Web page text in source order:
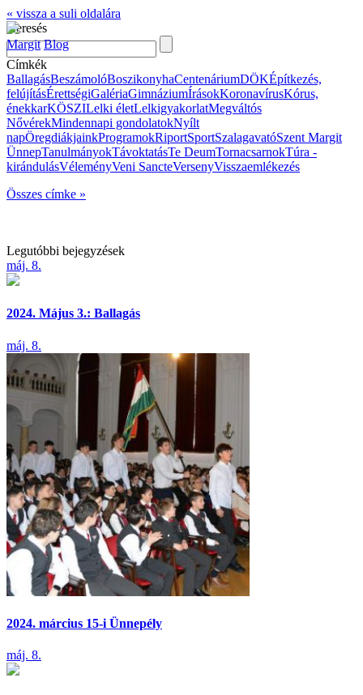
« vissza a suli oldalára
Margit Blog
Keresés
Címkék
BallagásBeszámolóBoszikonyhaCentenáriumDÖKÉpítkezés,
felújításÉrettségiGalériaGimnáziumÍrásokKoronavírusKórus,
énekkarKÖSZILelki életLelkigyakorlatMegváltós
NővérekMindennapi gondolatokNyílt
napÖregdiákjainkProgramokRiportSportSzalagavatóSzent Margit
ÜnnepTanulmányokTávoktatásTe DeumTornacsarnokTúra -
kirándulásVéleményVeni SancteVersenyVisszaemlékezés
Összes címke »
Legutóbbi bejegyzések
máj. 8.
2024. Május 3.: Ballagás
máj. 8.
2024. március 15-i Ünnepély
máj. 8.